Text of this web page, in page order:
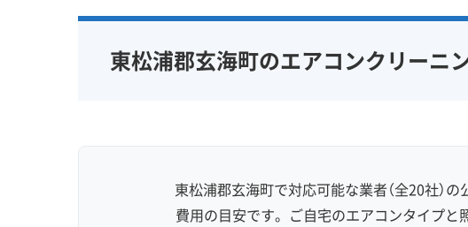
東松浦郡玄海町のエアコンクリーニ
東松浦郡玄海町で対応可能な業者（全20社）
費用の目安です。ご自宅のエアコンタイプと